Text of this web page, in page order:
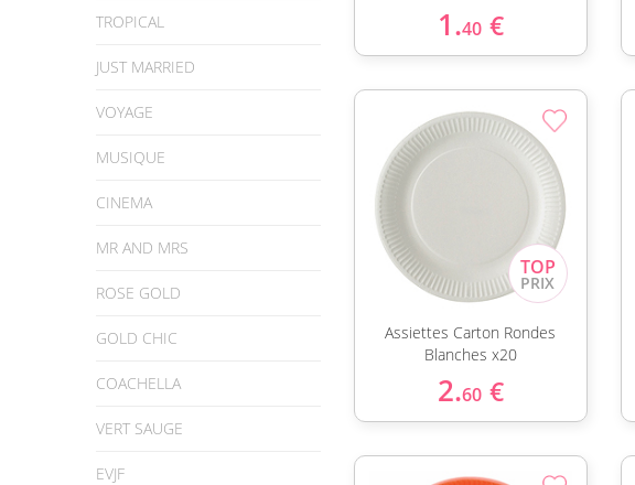
TROPICAL
JUST MARRIED
VOYAGE
MUSIQUE
CINEMA
MR AND MRS
ROSE GOLD
GOLD CHIC
COACHELLA
VERT SAUGE
EVJF
1.40 €
Assiettes Carton Rondes
Blanches x20
2.60 €